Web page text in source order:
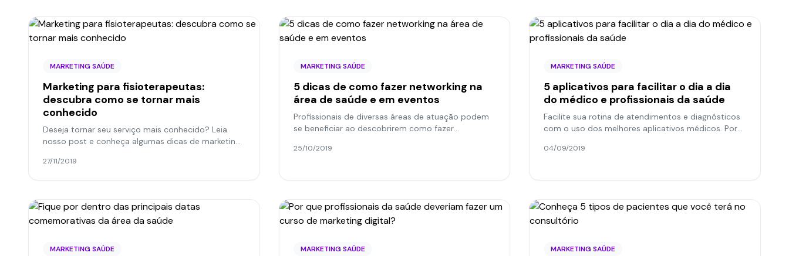
MARKETING SAÚDE
Marketing para fisioterapeutas:
descubra como se tornar mais
conhecido
Deseja tornar seu serviço mais conhecido? Leia
nosso post e conheça algumas dicas de marketing
27/11/2019
MARKETING SAÚDE
5 dicas de como fazer networking na
área de saúde e em eventos
Profissionais de diversas áreas de atuação podem
se beneficiar ao descobrirem como fazer
está precisando de...
25/10/2019
MARKETING SAÚDE
5 aplicativos para facilitar o dia a dia
do médico e profissionais da saúde
Facilite sua rotina de atendimentos e diagnósticos
com o uso dos melhores aplicativos médicos. Por
Blog.
04/09/2019
MARKETING SAÚDE MARKETING SAÚDE MARKETING SAÚDE